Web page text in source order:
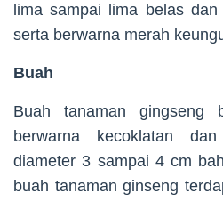
lima sampai lima belas
serta berwarna merah
Buah
Buah tanaman gingseng
berwarna kecoklatan
diameter 3 sampai 4 cm
buah tanaman ginseng